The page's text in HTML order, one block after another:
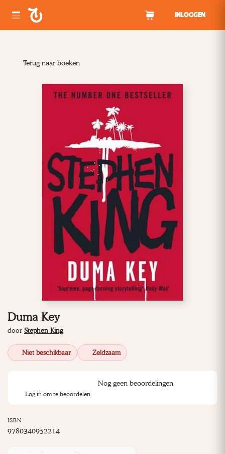
INLOGGEN
Terug naar boeken
Duma Key
door Stephen King
Niet beschikbaar Zeldzaam
Nog geen beoordelingen
Log in om te beoordelen
ISBN
9780340952214